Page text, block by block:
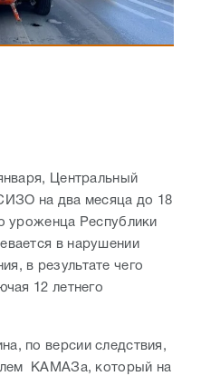
Центральный
на два месяца до 18
уроженца Республики
в нарушении
в результате чего
12 летнего
по версии следствия,
КАМАЗа, который на